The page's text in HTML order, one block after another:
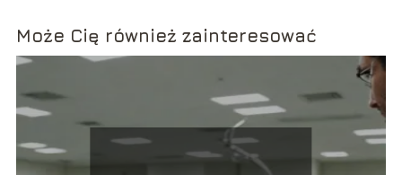
Może Cię również zainteresować